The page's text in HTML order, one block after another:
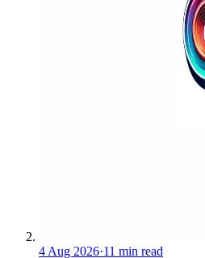
4 Aug 2026·11 min read